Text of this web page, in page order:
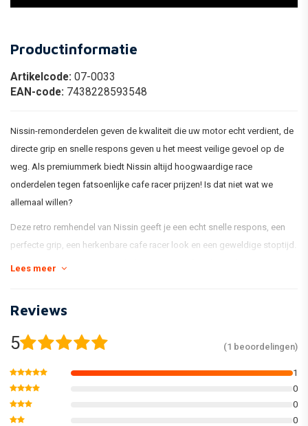
Productinformatie
Artikelcode: 07-0033
EAN-code: 7438228593548
Nissin-remonderdelen geven de kwaliteit die uw motor echt verdient, de
directe grip en snelle respons geven u het meest veilige gevoel op de
weg. Als premiummerk biedt Nissin altijd hoogwaardige race
onderdelen tegen fatsoenlijke cafe racer prijzen! Is dat niet wat we
allemaal willen?
Deze retro remhendel van Nissin geeft je een echt snelle respons, een
perfecte grip, een herkenbare cafe racer look en een geweldige stoptijd.
- 14mm retro remsysteem
- Gebruik Banjo-maat M10 x P1.25
voren goed op de hoogte hoe je dit moet installeren,
Lees meer
Reviews
5 (1 beoordelingen)
1
0
0
0